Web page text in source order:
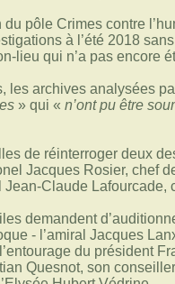
du pôle Crimes contre
à l’été 2018
lieu qui n’a pas encore
les archives analysées
» qui « n’ont pu être
de réinterroger deux
Jacques Rosier, chef
Jean-Claude Lafourcade,
demandent
- l’amiral Jacques
du président
Quesnot, son